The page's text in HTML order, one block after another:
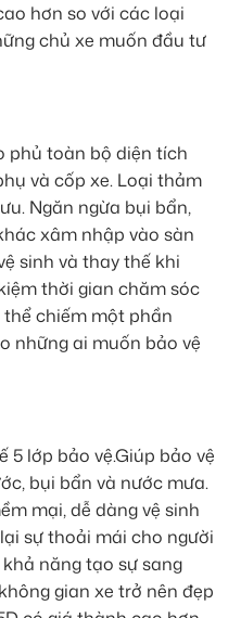
hơn so với các loại
chủ xe muốn đầu tư
phủ toàn bộ diện tích
và cốp xe. Loại thảm
Ngăn ngừa bụi bẩn,
xâm nhập vào sàn
sinh và thay thế khi
thời gian chăm sóc
thể chiếm một phần
những ai muốn bảo vệ
5 lớp bảo vệ.Giúp bảo vệ
bụi bẩn và nước mưa.
mại, dễ dàng vệ sinh
sự thoải mái cho người
năng tạo sự sang
gian xe trở nên đẹp